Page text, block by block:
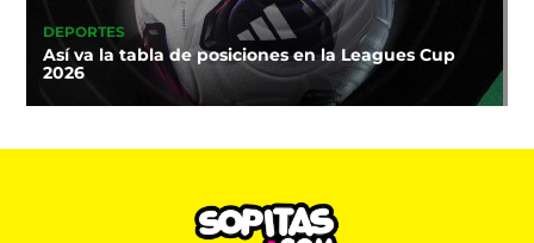
DEPORTES
Así va la tabla de posiciones en la Leagues Cup
2026